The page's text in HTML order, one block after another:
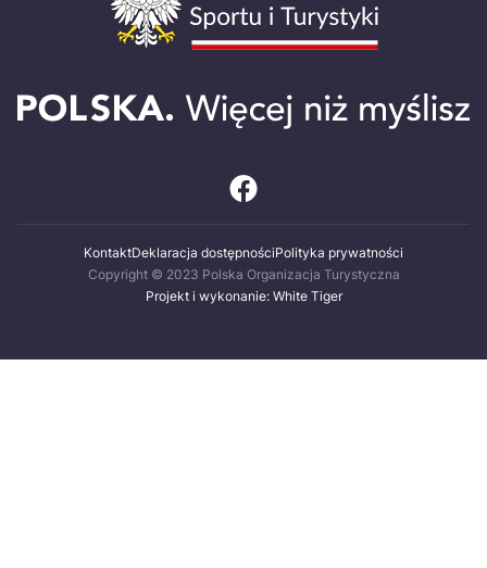
KontaktDeklaracja dostępnościPolityka prywatności
Copyright © 2023 Polska Organizacja Turystyczna
Projekt i wykonanie: White Tiger